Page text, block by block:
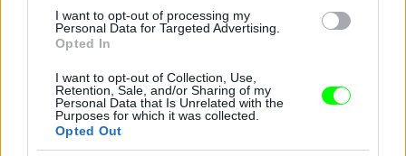
I want to opt-out of processing my
Personal Data for Targeted Advertising.
Opted In
I want to opt-out of Collection, Use,
Retention, Sale, and/or Sharing of my
Personal Data that Is Unrelated with the
Purposes for which it was collected.
Opted Out
Danics Danics Dóra átlátszó aljú ruhában
Fotó: / RTL Sajtóklub